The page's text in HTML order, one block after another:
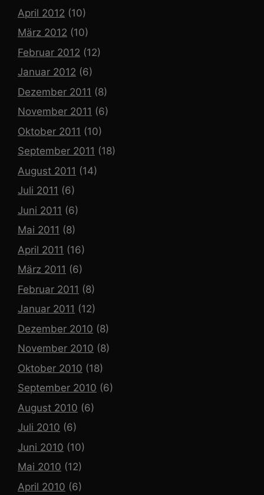
April 2012 (10)
März 2012 (10)
Februar 2012 (12)
Januar 2012 (6)
Dezember 2011 (8)
November 2011 (6)
Oktober 2011 (10)
September 2011 (18)
August 2011 (14)
Juli 2011 (6)
Juni 2011 (6)
Mai 2011 (8)
April 2011 (16)
März 2011 (6)
Februar 2011 (8)
Januar 2011 (12)
Dezember 2010 (8)
November 2010 (8)
Oktober 2010 (18)
September 2010 (6)
August 2010 (6)
Juli 2010 (6)
Juni 2010 (10)
Mai 2010 (12)
April 2010 (6)